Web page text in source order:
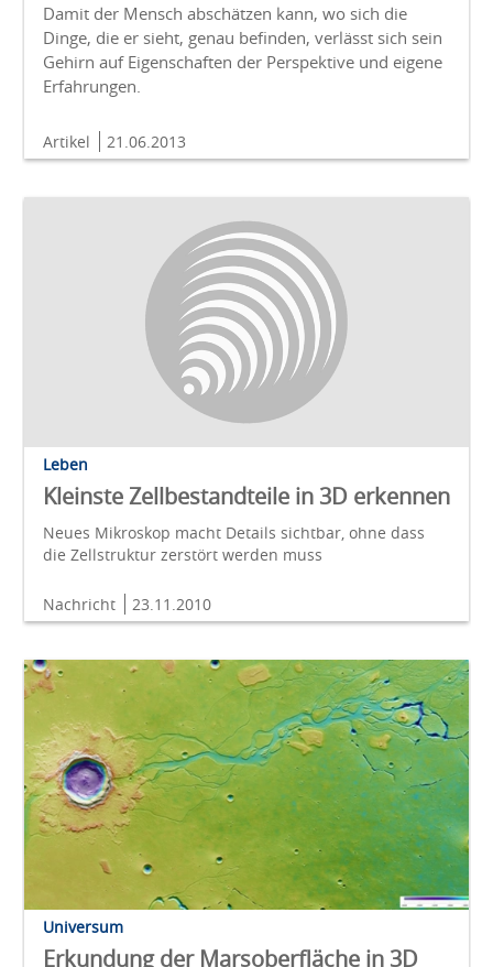
Damit der Mensch abschätzen kann, wo sich die
Dinge, die er sieht, genau befinden, verlässt sich sein
Gehirn auf Eigenschaften der Perspektive und eigene
Erfahrungen.
Artikel 21.06.2013
Leben
Kleinste Zellbestandteile in 3D erkennen
Neues Mikroskop macht Details sichtbar, ohne dass
die Zellstruktur zerstört werden muss
Nachricht 23.11.2010
Universum
Erkundung der Marsoberfläche in 3D